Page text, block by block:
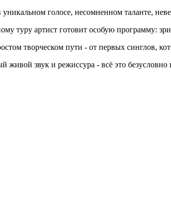
уникальном голосе, несомненном таланте,
туру артист готовит особую программу:
творческом пути - от первых синглов,
живой звук и режиссура - всё это